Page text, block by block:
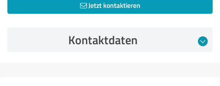
Jetzt kontaktieren
Kontaktdaten